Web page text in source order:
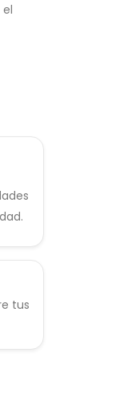
tus